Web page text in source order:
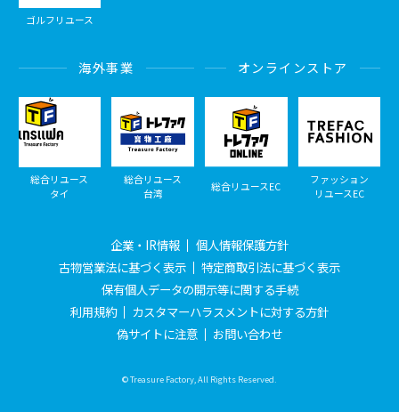
ゴルフリユース
海外事業
総合リユース
タイ
総合リユース
台湾
オンラインストア
総合リユースEC
ファッション
リユースEC
企業・IR情報
個人情報保護方針
古物営業法に基づく表示
特定商取引法に基づく表示
保有個人データの開示等に関する手続
利用規約
カスタマーハラスメントに対する方針
偽サイトに注意
お問い合わせ
© Treasure Factory, All Rights Reserved.